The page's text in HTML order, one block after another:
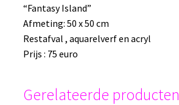
“Fantasy Island”
Afmeting: 50 x 50 cm
Restafval , aquarelverf en acryl
Prijs : 75 euro
Gerelateerde producten